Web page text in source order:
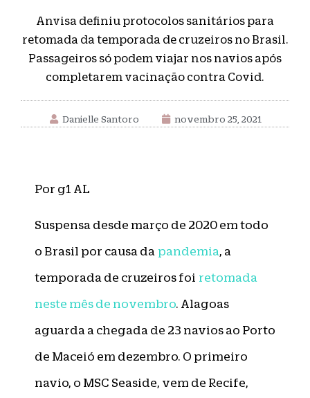
Anvisa definiu protocolos sanitários para
retomada da temporada de cruzeiros no Brasil.
Passageiros só podem viajar nos navios após
completarem vacinação contra Covid.
Danielle Santoro novembro 25, 2021
Por g1 AL
Suspensa desde março de 2020 em todo
o Brasil por causa da pandemia, a
temporada de cruzeiros foi retomada
neste mês de novembro. Alagoas
aguarda a chegada de 23 navios ao Porto
de Maceió em dezembro. O primeiro
navio, o MSC Seaside, vem de Recife,